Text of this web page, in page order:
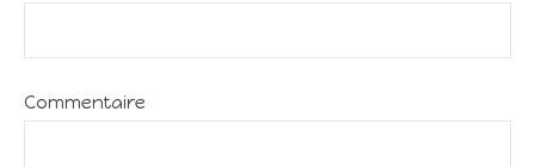
Commentaire